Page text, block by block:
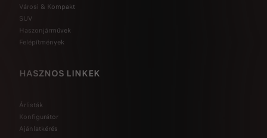
Városi & Kompakt
SUV
Haszonjárművek
Felépítmények
HASZNOS LINKEK
Árlisták
Konfigurátor
Ajánlatkérés